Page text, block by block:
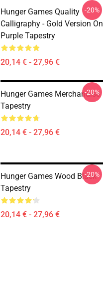
Hunger Games Quality
Calligraphy - Gold Version On
Purple Tapestry
20,14 € - 27,96 €
-20%
Hunger Games Merchandise
Tapestry
20,14 € - 27,96 €
-20%
Hunger Games Wood Black
Tapestry
20,14 € - 27,96 €
-20%